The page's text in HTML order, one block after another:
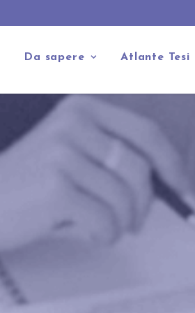
Da sapere Atlante Tesi